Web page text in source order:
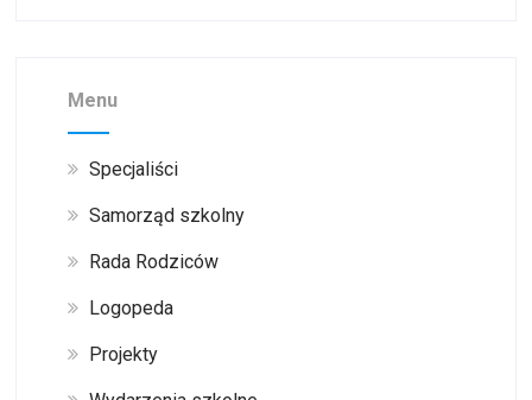
Menu
Specjaliści
Samorząd szkolny
Rada Rodziców
Logopeda
Projekty